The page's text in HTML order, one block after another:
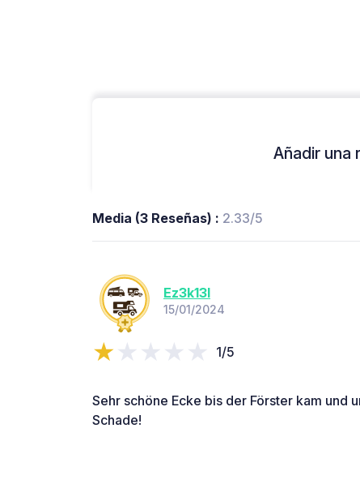
Añadir una
Media (3 Reseñas) : 2.33/5
Ez3k13l
15/01/2024
1/5
Sehr schöne Ecke bis der Förster kam und
Schade!